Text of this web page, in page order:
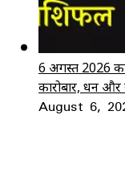
6 अगस्त 2026
कारोबार, धन और
August 6,